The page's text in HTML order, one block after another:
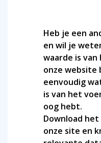
Heb je een
en wil je
waarde is
onze website
eenvoudig
is van het
oog hebt.
Download
onze site en